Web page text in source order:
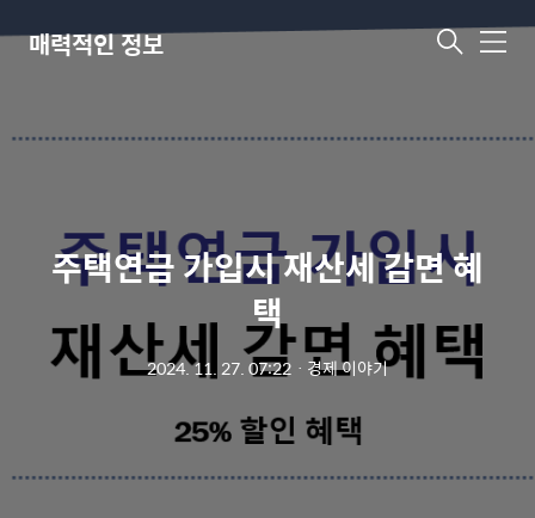
매력적인 정보 메
주택연금 가입시 재산세 감면 혜
택
2024. 11. 27. 07:22 ㆍ 경제 이야기